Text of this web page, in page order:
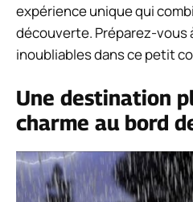
expérience unique qui
découverte. Préparez-vous
inoubliables dans ce petit
Une destination
charme au bord